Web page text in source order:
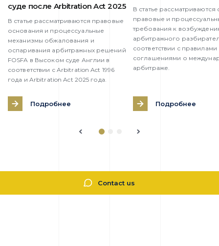
суде после Arbitration Act 2025
В статье рассматриваются правовые
основания и процессуальные
механизмы обжалования и
оспаривания арбитражных решений
FOSFA в Высоком суде Англии в
соответствии с Arbitration Act 1996
года и Arbitration Act 2025 года.
Подробнее
В статье
правовые и
требования к
арбитражного
соответствии с правилами
соглашениями о
арбитраже.
Подробнее
Contact us